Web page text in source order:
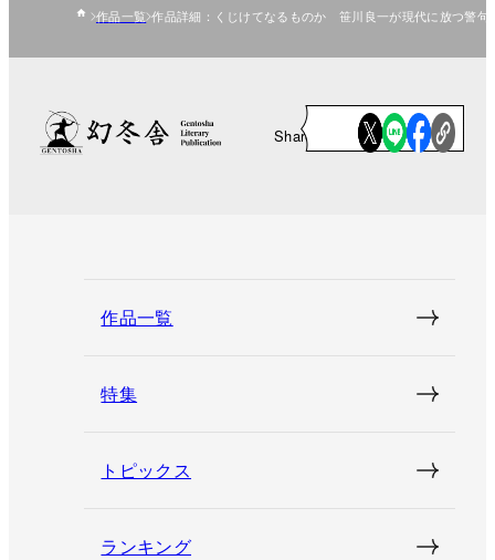
作品一覧 作品詳細：くじけてなるものか 笹川良一が現代に放つ警句
Share
作品一覧
特集
トピックス
ランキング